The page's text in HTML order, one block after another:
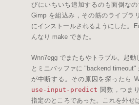
びにいちいち追加するのも面倒なの
Gimp を組込み，その筋のライブラ
にインストールされるようにした。
んなり make できた。
Wnn7egg でまたもやトラブル。起動
とミニバッファに "backend timeout"
が中断する。その原因を探ったら
use-input-predict 関数，つま
指定のところであった。これを外せ